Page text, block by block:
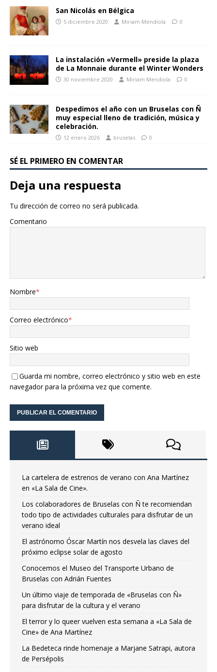
San Nicolás en Bélgica
5 diciembre 2020 Miriam Mendiola 0
La instalación «Vermell» preside la plaza
de La Monnaie durante el Winter Wonders
30 noviembre 2020 Miriam Mendiola 0
Despedimos el año con un Bruselas con Ñ
muy especial lleno de tradición, música y
celebración.
12 enero 2026 bruselas 0
SÉ EL PRIMERO EN COMENTAR
Deja una respuesta
Tu dirección de correo no será publicada.
Comentario
Nombre*
Correo electrónico*
Sitio web
Guarda mi nombre, correo electrónico y sitio web en este
navegador para la próxima vez que comente.
La cartelera de estrenos de verano con Ana Martínez
en «La Sala de Cine».
Los colaboradores de Bruselas con Ñ te recomiendan
todo tipo de actividades culturales para disfrutar de un
verano ideal
El astrónomo Óscar Martín nos desvela las claves del
próximo eclipse solar de agosto
Conocemos el Museo del Transporte Urbano de
Bruselas con Adrián Fuentes
Un último viaje de temporada de «Bruselas con Ñ»
para disfrutar de la cultura y el verano
El terror y lo queer vuelven esta semana a «La Sala de
Cine» de Ana Martínez
La Bedeteca rinde homenaje a Marjane Satrapi, autora
de Persépolis